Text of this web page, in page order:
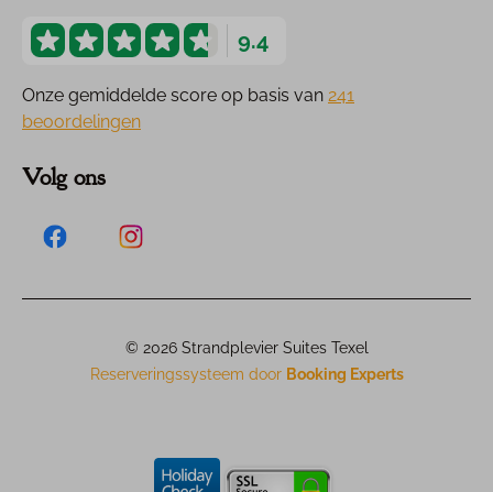
9.4
Onze gemiddelde score op basis van 241
beoordelingen
Volg ons
© 2026 Strandplevier Suites Texel
Reserveringssysteem door Booking Experts